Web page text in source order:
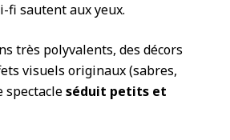
fi sautent aux yeux.
très polyvalents, des décors
visuels originaux (sabres,
spectacleséduit petits et